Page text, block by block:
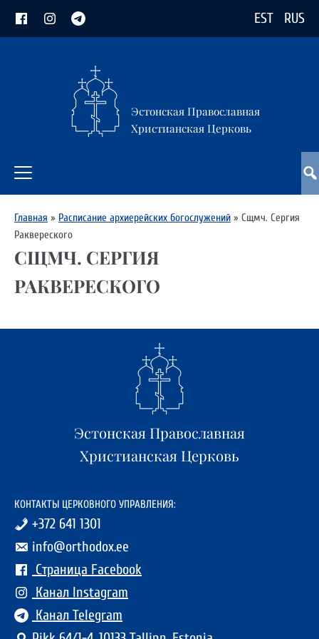
EST RUS
Эстонская Православная
Христианская Церковь
Главная » Расписание архиерейских богослужений » Сщмч. Сергия
Раквереского
СЩМЧ. СЕРГИЯ
РАКВЕРЕСКОГО
Эстонская Православная
Христианская Церковь
КОНТАКТЫ ЦЕРКОВНОГО УПРАВЛЕНИЯ:
+372 641 1301
info@orthodox.ee
Страница Facebook
Канал Instagram
Канал Telegram